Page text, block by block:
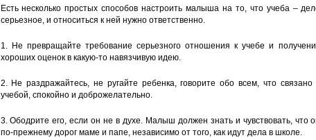
Есть несколько простых способов настроить малыша на то, что учеба –
серьезное, и относиться к ней нужно ответственно.
1. Не превращайте требование серьезного отношения к учебе и
хороших оценок в какую-то навязчивую идею.
2. Не раздражайтесь, не ругайте ребенка, говорите обо всем, что связано
учебой, спокойно и доброжелательно.
3. Ободрите его, если он не в духе. Малыш должен знать и чувствовать, что
по-прежнему дорог маме и папе, независимо от того, как идут дела в школе.